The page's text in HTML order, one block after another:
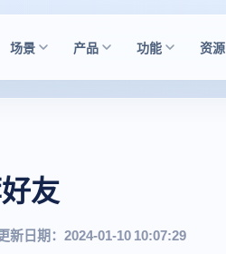
场景 产品 功能 资源
友
新日期： 2024-01-10 10:07:29